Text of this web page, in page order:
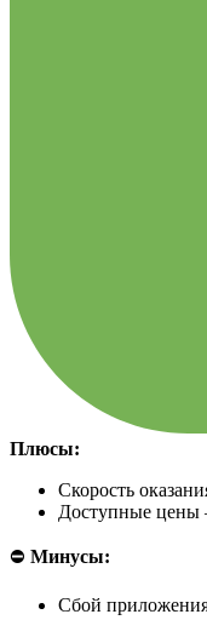
Плюсы:
Скорость
Доступные цены
⛔ Минусы:
Сбой приложения